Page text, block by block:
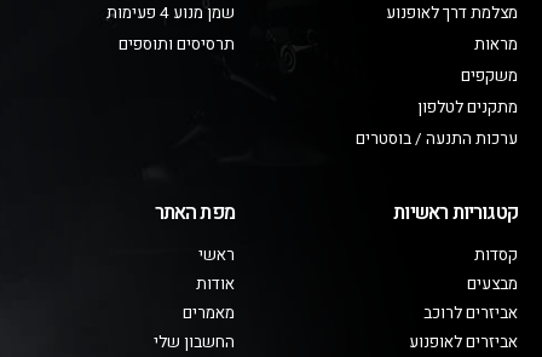
מצלמת דרך לאופנוע
מראות
משקפים
מתקנים לטלפון
ערכות התנעה / בוסטרים
שמן מנוע 4 פעימות
תרסיסים ותוספים
קטגוריות ראשיות
קסדות
מבצעים
אביזרים לרוכב
אביזרים לאופנוע
מפת האתר
ראשי
אודות
מאמרים
החשבון שלי